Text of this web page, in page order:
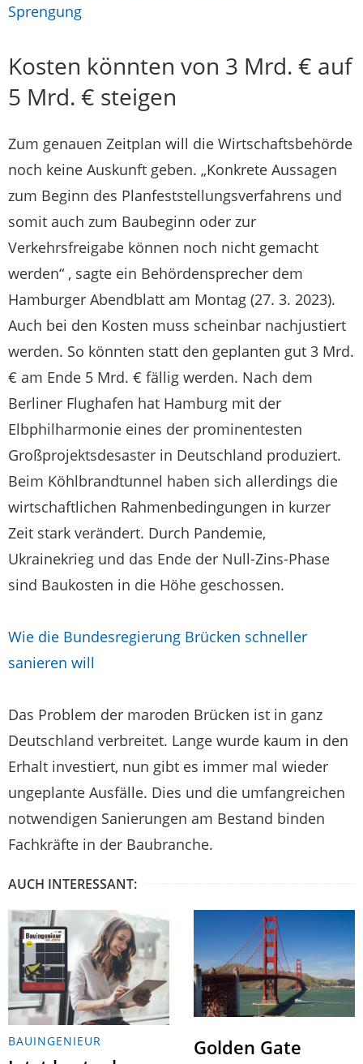
Sprengung
Kosten könnten von 3 Mrd. € auf
5 Mrd. € steigen
Zum genauen Zeitplan will die Wirtschaftsbehörde
noch keine Auskunft geben. „Konkrete Aussagen
zum Beginn des Planfeststellungsverfahrens und
somit auch zum Baubeginn oder zur
Verkehrsfreigabe können noch nicht gemacht
werden“ , sagte ein Behördensprecher dem
Hamburger Abendblatt am Montag (27. 3. 2023).
Auch bei den Kosten muss scheinbar nachjustiert
werden. So könnten statt den geplanten gut 3 Mrd.
€ am Ende 5 Mrd. € fällig werden. Nach dem
Berliner Flughafen hat Hamburg mit der
Elbphilharmonie eines der prominentesten
Großprojektsdesaster in Deutschland produziert.
Beim Köhlbrandtunnel haben sich allerdings die
wirtschaftlichen Rahmenbedingungen in kurzer
Zeit stark verändert. Durch Pandemie,
Ukrainekrieg und das Ende der Null-Zins-Phase
sind Baukosten in die Höhe geschossen.
Wie die Bundesregierung Brücken schneller
sanieren will
Das Problem der maroden Brücken ist in ganz
Deutschland verbreitet. Lange wurde kaum in den
Erhalt investiert, nun gibt es immer mal wieder
ungeplante Ausfälle. Dies und die umfangreichen
notwendigen Sanierungen am Bestand binden
Fachkräfte in der Baubranche.
AUCH INTERESSANT:
BAUINGENIEUR
Golden Gate